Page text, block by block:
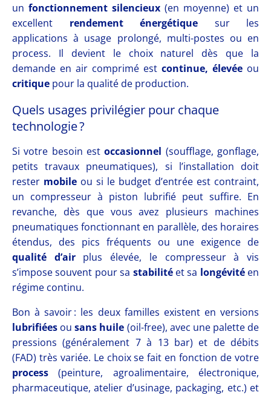
un fonctionnement silencieux (en moyenne) et un
excellent rendement énergétique sur les
applications à usage prolongé, multi-postes ou en
process. Il devient le choix naturel dès que la
demande en air comprimé est continue, élevée ou
critique pour la qualité de production.
Quels usages privilégier pour chaque
technologie ?
Si votre besoin estoccasionnel (soufflage, gonflage,
petits travaux pneumatiques), si l’installation doit
rester mobile ou si le budget d’entrée est contraint,
un compresseur à piston lubrifié peut suffire. En
revanche, dès que vous avez plusieurs machines
pneumatiques fonctionnant en parallèle, des horaires
étendus, des pics fréquents ou une exigence de
qualité d’airplus élevée, le compresseur à vis
s’impose souvent pour sa stabilitéet sa longévitéen
régime continu.
Bon à savoir : les deux familles existent en versions
lubrifiées ousans huile (oil-free), avec une palette de
pressions (généralement 7 à 13 bar) et de débits
(FAD) très variée. Le choix se fait en fonction de votre
process (peinture, agroalimentaire, électronique,
pharmaceutique, atelier d’usinage, packaging, etc.) et